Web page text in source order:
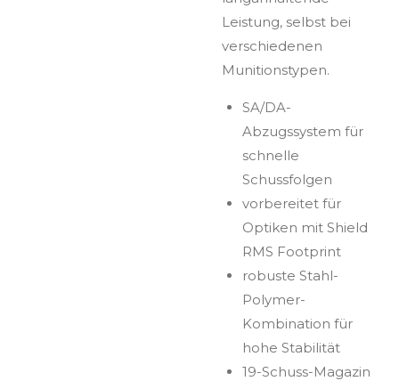
Leistung, selbst bei
verschiedenen
Munitionstypen.
SA/DA-
Abzugssystem für
schnelle
Schussfolgen
vorbereitet für
Optiken mit Shield
RMS Footprint
robuste Stahl-
Polymer-
Kombination für
hohe Stabilität
19-Schuss-Magazin